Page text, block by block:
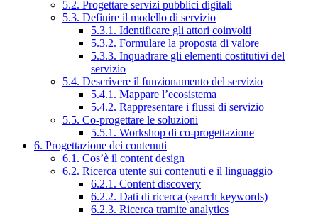
5.2. Progettare servizi pubblici digitali
5.3. Definire il modello di servizio
5.3.1. Identificare gli attori coinvolti
5.3.2. Formulare la proposta di valore
5.3.3. Inquadrare gli elementi costitutivi del
servizio
5.4. Descrivere il funzionamento del servizio
5.4.1. Mappare l’ecosistema
5.4.2. Rappresentare i flussi di servizio
5.5. Co-progettare le soluzioni
5.5.1. Workshop di co-progettazione
6. Progettazione dei contenuti
6.1. Cos’è il content design
6.2. Ricerca utente sui contenuti e il linguaggio
6.2.1. Content discovery
6.2.2. Dati di ricerca (search keywords)
6.2.3. Ricerca tramite analytics